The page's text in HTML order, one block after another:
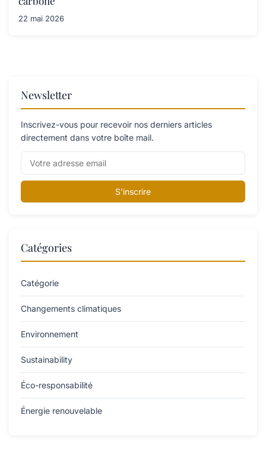
22 mai 2026
Newsletter
Inscrivez-vous pour recevoir nos derniers articles
directement dans votre boîte mail.
S'inscrire
Catégories
Catégorie
Changements climatiques
Environnement
Sustainability
Éco-responsabilité
Énergie renouvelable